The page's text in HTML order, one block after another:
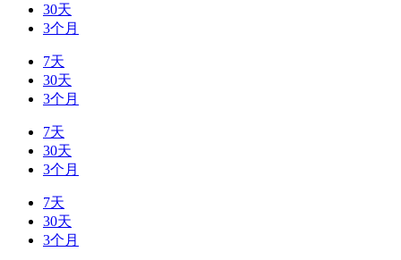
30天
3个月
7天
30天
3个月
7天
30天
3个月
7天
30天
3个月